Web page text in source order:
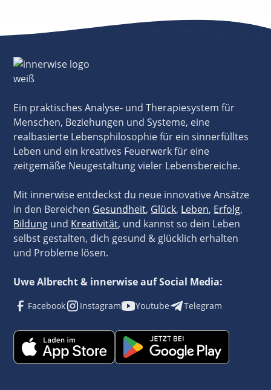
Ein praktisches Analyse- und Therapiesystem für
Menschen, Beziehungen und Systeme, eine
realbasierte Lebensphilosophie für ein sinnerfülltes
Leben und ein kreatives Feuerwerk für eine
zeitgemäße Neugestaltung vieler Lebensbereiche.
Mit innerwise entdeckst du neue innovative Ansätze
in den Bereichen Gesundheit, Glück, Leben, Erfolg,
Bildung und Kreativität, und kannst so dein Leben
selbst gestalten, dich gesund & glücklich erhalten
und Probleme lösen.
Uwe Albrecht & innerwise auf Social Media:
Facebook Instagram Youtube Telegram